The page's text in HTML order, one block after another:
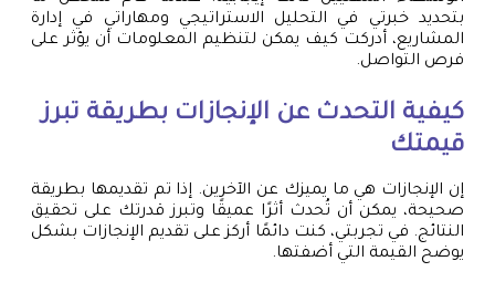
بتحديد خبرتي في التحليل الاستراتيجي ومهاراتي في إدارة
المشاريع، أدركت كيف يمكن لتنظيم المعلومات أن يؤثر على
فرص التواصل.
كيفية التحدث عن الإنجازات بطريقة تبرز
قيمتك
إن الإنجازات هي ما يميزك عن الآخرين. إذا تم تقديمها بطريقة
صحيحة، يمكن أن تُحدث أثرًا عميقًا وتبرز قدرتك على تحقيق
النتائج. في تجربتي، كنت دائمًا أركز على تقديم الإنجازات بشكل
يوضح القيمة التي أضفتها.